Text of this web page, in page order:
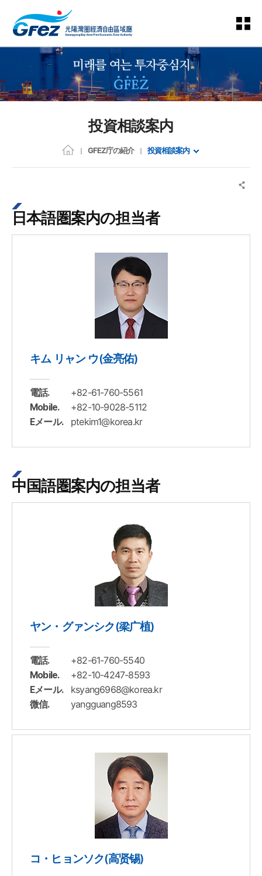
投資相談案内
GFEZ庁の紹介 投資相談案内
日本語圏案内の担当者
キム リャン ウ(金亮佑)
電話. +82-61-760-5561
Mobile. +82-10-9028-5112
Eメール. ptekim1@korea.kr
中国語圏案内の担当者
ヤン・グァンシク(梁广植)
電話. +82-61-760-5540
Mobile. +82-10-4247-8593
Eメール. ksyang6968@korea.kr
微信. yangguang8593
コ・ヒョンソク(高贤锡)